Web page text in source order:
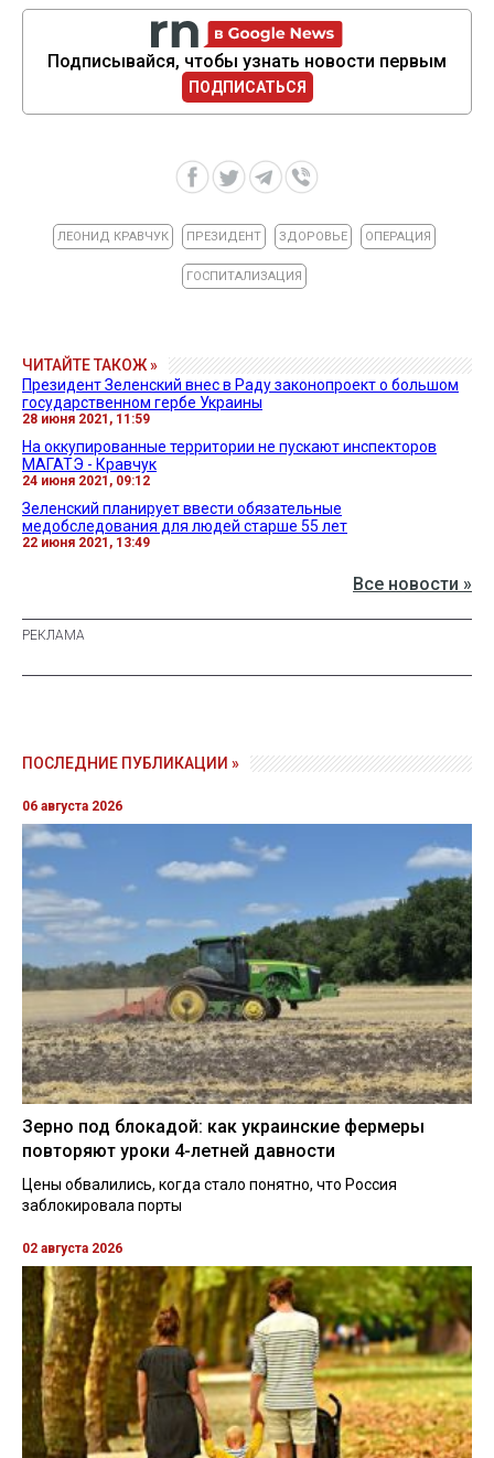
Подписывайся, чтобы узнать новости первым
ПОДПИСАТЬСЯ
ЛЕОНИД КРАВЧУК ПРЕЗИДЕНТ ЗДОРОВЬЕ ОПЕРАЦИЯ
ГОСПИТАЛИЗАЦИЯ
ЧИТАЙТЕ ТАКОЖ »
Президент Зеленский внес в Раду законопроект о большом
государственном гербе Украины
28 июня 2021, 11:59
На оккупированные территории не пускают инспекторов
МАГАТЭ - Кравчук
24 июня 2021, 09:12
Зеленский планирует ввести обязательные
медобследования для людей старше 55 лет
22 июня 2021, 13:49
Все новости »
ПОСЛЕДНИЕ ПУБЛИКАЦИИ »
06 августа 2026
Зерно под блокадой: как украинские фермеры
повторяют уроки 4-летней давности
Цены обвалились, когда стало понятно, что Россия
заблокировала порты
02 августа 2026